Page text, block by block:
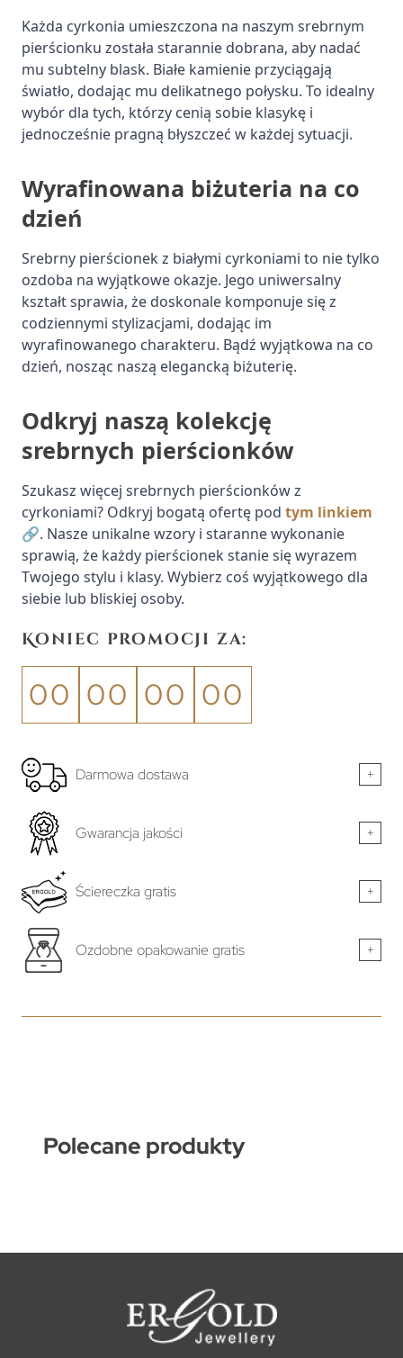
Każda cyrkonia umieszczona na naszym srebrnym
pierścionku została starannie dobrana, aby nadać
mu subtelny blask. Białe kamienie przyciągają
światło, dodając mu delikatnego połysku. To idealny
wybór dla tych, którzy cenią sobie klasykę i
jednocześnie pragną błyszczeć w każdej sytuacji.
Wyrafinowana biżuteria na co
dzień
Srebrny pierścionek z białymi cyrkoniami to nie tylko
ozdoba na wyjątkowe okazje. Jego uniwersalny
kształt sprawia, że doskonale komponuje się z
codziennymi stylizacjami, dodając im
wyrafinowanego charakteru. Bądź wyjątkowa na co
dzień, nosząc naszą elegancką biżuterię.
Odkryj naszą kolekcję
srebrnych pierścionków
Szukasz więcej srebrnych pierścionków z
cyrkoniami? Odkryj bogatą ofertę pod tym linkiem
🔗. Nasze unikalne wzory i staranne wykonanie
sprawią, że każdy pierścionek stanie się wyrazem
Twojego stylu i klasy. Wybierz coś wyjątkowego dla
siebie lub bliskiej osoby.
Koniec promocji za:
00 00 00 00
Darmowa dostawa +
Gwarancja jakości +
Ściereczka gratis +
Ozdobne opakowanie gratis +
Polecane produkty